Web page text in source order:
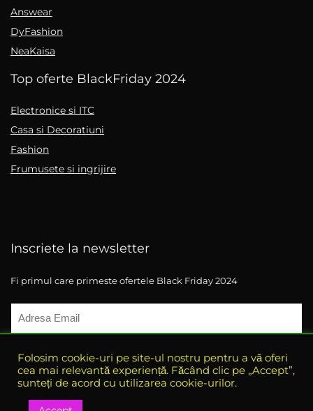
Answear
DyFashion
NeaKaisa
Top oferte BlackFriday 2024
Electronice si ITC
Casa si Decoratiuni
Fashion
Frumusete si ingrijire
Inscriete la newsletter
Fi primul care primeste ofertele Black Friday 2024
Folosim cookie-uri pe site-ul nostru pentru a vă oferi
cea mai relevantă experiență. Făcând clic pe „Accept”,
sunteți de acord cu utilizarea cookie-urilor.